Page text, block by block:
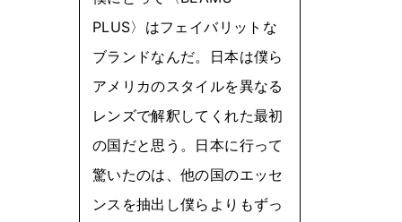
PLUS〉はフェイバリットな
ブランドなんだ。日本は僕ら
アメリカのスタイルを異なる
レンズで解釈してくれた最初
の国だと思う。日本に行って
驚いたのは、他の国のエッセ
ンスを抽出し僕らよりもずっ